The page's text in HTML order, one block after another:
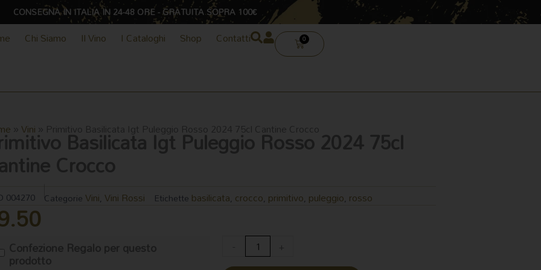
CONSEGNA IN ITALIA IN 24-48 ORE - GRATUITA SOPRA 100€
Chi Siamo Il Vino I Cataloghi Shop Contatti 0
CARRELLO
Vini Basilicata Igt Puleggio Rosso 2024 75cl
004270 Categorie Vini, Vini Rossi Etichette basilicata, crocco, primitivo, puleggio, rosso
Primitivo
Basilicata